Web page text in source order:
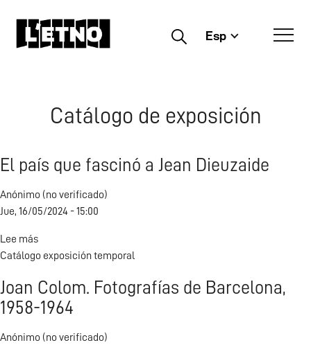
Buscar Esp
Catálogo de exposición
El país que fascinó a Jean Dieuzaide
Anónimo (no verificado)
Jue, 16/05/2024 - 15:00
Lee más
El
que
fascinó
Jean
Catálogo exposición temporal
Joan Colom. Fotografías de Barcelona,
1958-1964
Anónimo (no verificado)